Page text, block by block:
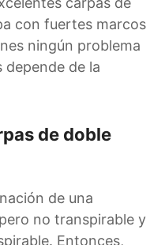
con fuertes marcos
ningún problema
depende de la
de doble
de una
no transpirable y
Entonces,